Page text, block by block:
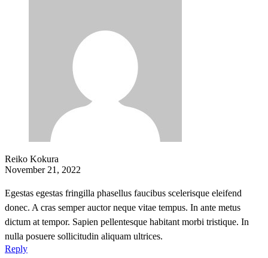
Reiko Kokura
November 21, 2022
Egestas egestas fringilla phasellus faucibus scelerisque eleifend
donec. A cras semper auctor neque vitae tempus. In ante metus
dictum at tempor. Sapien pellentesque habitant morbi tristique. In
nulla posuere sollicitudin aliquam ultrices.
Reply